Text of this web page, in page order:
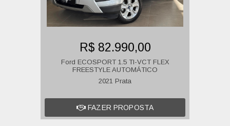
R$ 82.990,00
Ford ECOSPORT 1.5 TI-VCT FLEX
FREESTYLE AUTOMÁTICO
2021 Prata
FAZER PROPOSTA